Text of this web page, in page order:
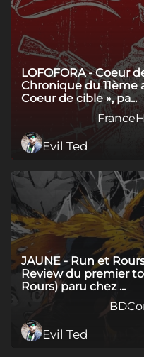
LOFOFORA - Coeur
Chronique du 11ème
Coeur de cible », pa...
France
Evil Ted
JAUNE - Run et
Review du premier
Rours) paru chez ...
BD
Evil Ted